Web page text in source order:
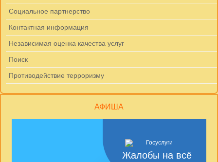
Социальное партнерство
Контактная информация
Независимая оценка качества услуг
Поиск
Противодействие терроризму
АФИША
Жалобы на всё